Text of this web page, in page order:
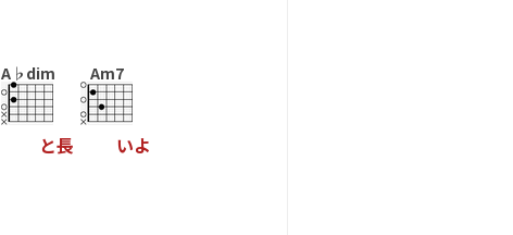
A♭dim
と長
Am7
いよ